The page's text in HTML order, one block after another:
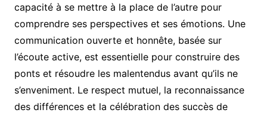
capacité à se mettre à la place de l’autre pour
comprendre ses perspectives et ses émotions. Une
communication ouverte et honnête, basée sur
l’écoute active, est essentielle pour construire des
ponts et résoudre les malentendus avant qu’ils ne
s’enveniment. Le respect mutuel, la reconnaissance
des différences et la célébration des succès de